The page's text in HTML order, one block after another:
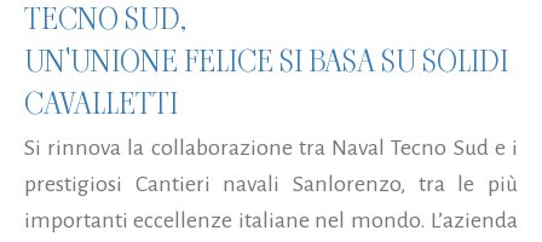
TECNO SUD,
UN'UNIONE FELICE SI BASA SU SOLIDI
CAVALLETTI
Si rinnova la collaborazione tra Naval Tecno Sud e i
prestigiosi Cantieri navali Sanlorenzo, tra le più
importanti eccellenze italiane nel mondo. L’azienda